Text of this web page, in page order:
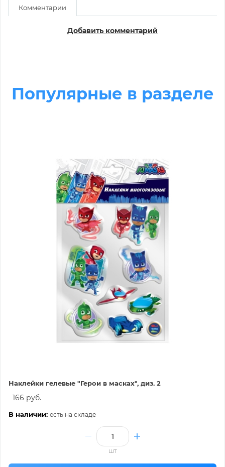
Комментарии
Добавить комментарий
Популярные в разделе
Наклейки гелевые "Герои в масках", диз. 2
166 руб.
В наличии: есть на складе
шт